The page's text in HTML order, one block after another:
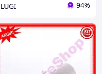
LUGI 94%